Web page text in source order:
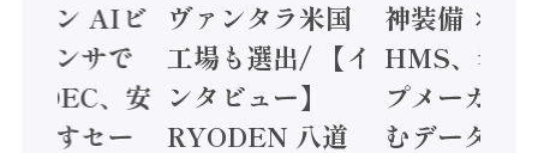
コン AIビ
センサで
/ IDEC、安
かすセー
ヴァンタラ米国
工場も選出/ 【イ
ンタビュー】
RYODEN 八道
神装備 ×
HMS、老舗
プメーカー
むデータ活